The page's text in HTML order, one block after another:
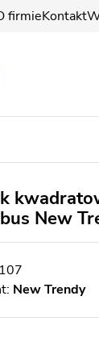
firmieKontakt
New
New Trendy